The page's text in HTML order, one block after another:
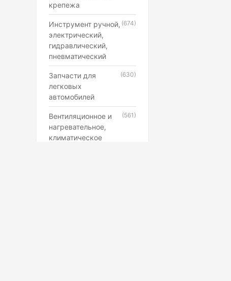
крепежа
Инструмент ручной,
электрический,
гидравлический,
пневматический
(674)
Запчасти для
легковых
автомобилей
(630)
Вентиляционное и
нагревательное,
климатическое
(561)